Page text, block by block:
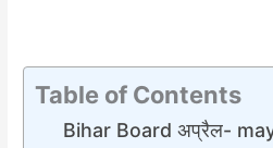
Table of Contents
Bihar Board अप्रैल- may में